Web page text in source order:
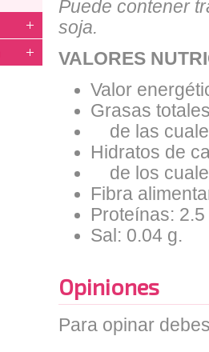
Puede contener
soja.
VALORES
Valor
Grasas
de las
Hidratos de
de los
Fibra
Proteínas: 2.5
Sal: 0.04 g.
Opiniones
Para opinar